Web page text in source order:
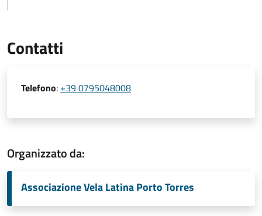
Contatti
Telefono: +39 0795048008
Organizzato da:
Associazione Vela Latina Porto Torres